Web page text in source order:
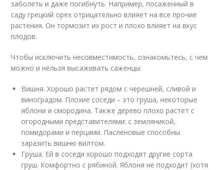
заболеть и даже погибнуть. Например, посаженный в
саду грецкий орех отрицательно влияет на все прочие
растения. Он тормозит их рост и плохо влияет на вкус
плодов.
Чтобы исключить несовместимость, ознакомьтесь, с чем
можно и нельзя высаживать саженцы:
Вишня. Хорошо растет рядом с черешней, сливой и
виноградом. Плохие соседи – это груша, некоторые
яблони и смородина. Также дерево плохо растет с
огородными представителями: с земляникой,
помидорами и перцами. Пасленовые способны
заразить вишню вилтом.
Груша. Ей в соседи хорошо подходят другие сорта
груш. Комфортно с рябиной. Яблоня не подходит (хотя